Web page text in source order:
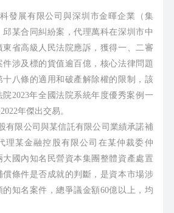
發展有限公司與深圳市金暉企業（集
邱某合同糾紛案，代理萬科在深圳市中
東省高級人民法院應訴，獲得一、二審
涉及標的貨值逾百億，核心法律問題
十八條的適用和破產解除權的限制，該
2023年全國法院系統年度優秀案例一
年傑出交易。
有限公司與某信託有限公司業績承諾補
理某金融控股有限公司在某仲裁委仲
大國內知名民營資本集團整體資產處置
償條件是否成就的判斷，是資本市場涉
知名案件，總爭議金額60億以上，均